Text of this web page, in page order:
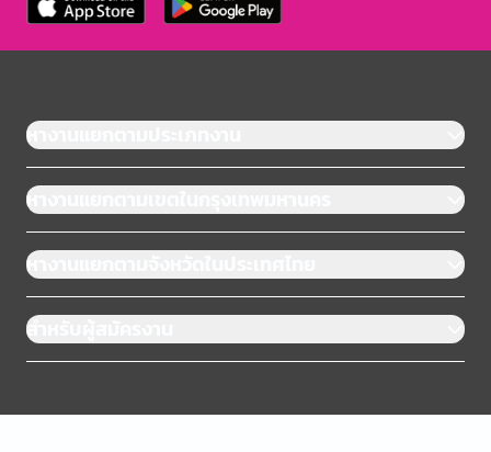
หางานแยกตามประเภทงาน
หางานแยกตามเขตในกรุงเทพมหานคร
หางานแยกตามจังหวัดในประเทศไทย
สำหรับผู้สมัครงาน